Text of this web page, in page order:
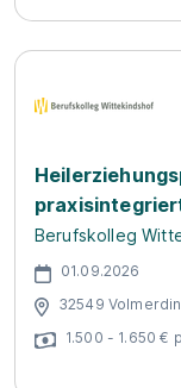
Berufskolleg
01.09.2026
32549
1.500 - 1.650 €